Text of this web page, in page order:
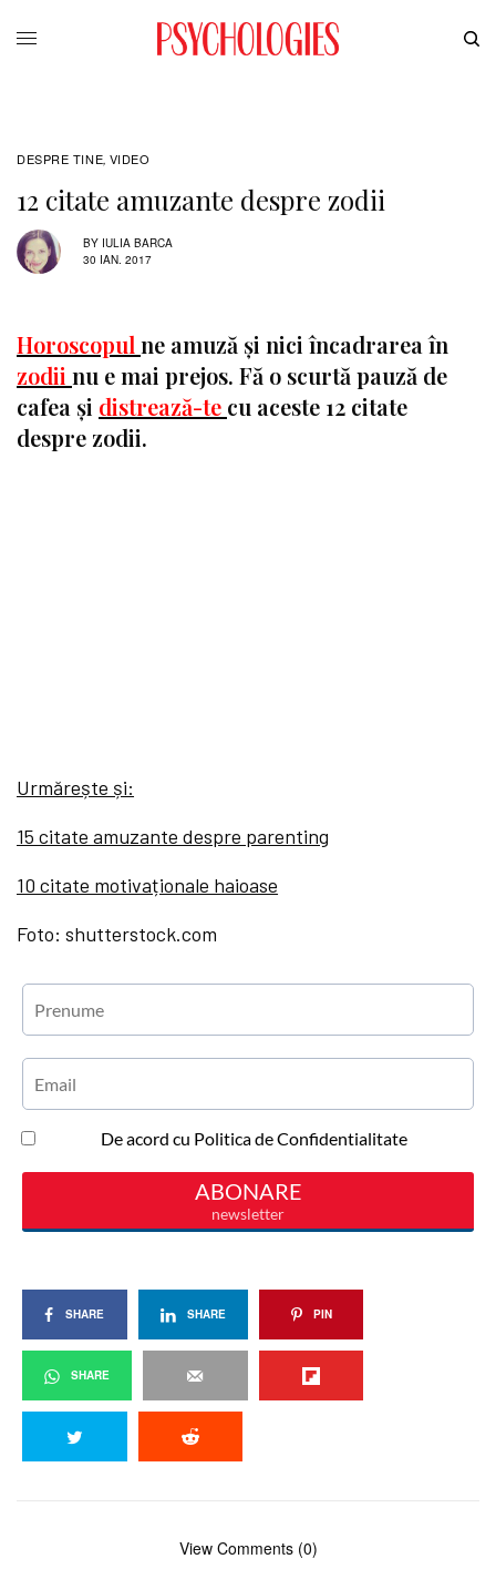
DESPRE TINE, VIDEO
12 citate amuzante despre zodii
BY IULIA BARCA
30 IAN. 2017
Horoscopul ne amuză și nici încadrarea în
zodii nu e mai prejos. Fă o scurtă pauză de
cafea și distrează-te cu aceste 12 citate
despre zodii.
Urmărește și:
15 citate amuzante despre parenting
10 citate motivaționale haioase
Foto: shutterstock.com
SHARE SHARE PIN
SHARE
View Comments (0)